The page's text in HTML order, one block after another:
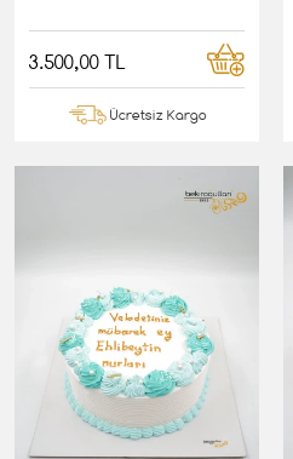
3.500,00 TL
Ücretsiz Kargo